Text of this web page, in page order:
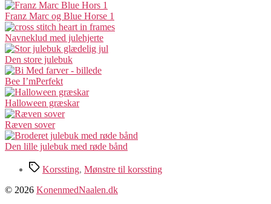
Franz Marc og Blue Horse 1
Navneklud med julehjerte
Den store julebuk
Bee I’mPerfekt
Halloween græskar
Ræven sover
Den lille julebuk med røde bånd
TagsKorssting, Mønstre til korssting
© 2026 KonenmedNaalen.dk